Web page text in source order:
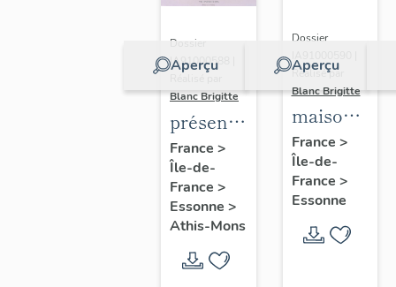
Aperçu
Dossier
IA91000588 |
Blanc Brigitte
présentation
de la
commune
d'Athis-
Mons
France >
Île-de-
France >
Essonne >
Athis-Mons
Aperçu
Dossier
Réalisé par
Blanc Brigitte
maisons,
immeubles
France >
Île-de-
France >
Essonne